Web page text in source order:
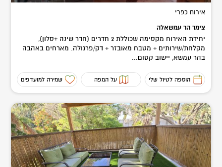
אירוח כפרי
צימר הר עמשאלה
יחידת האירוח מקסימה שכוללת 2 חדרים (חדר שינה +סלון),
מקלחת/שירותים + מטבח מאובזר + דק/פרגולה. מארחים באהבה
בהר עמשא, יישוב קסום...
הוספה לטיול שלי על המפה שמירה למועדפים